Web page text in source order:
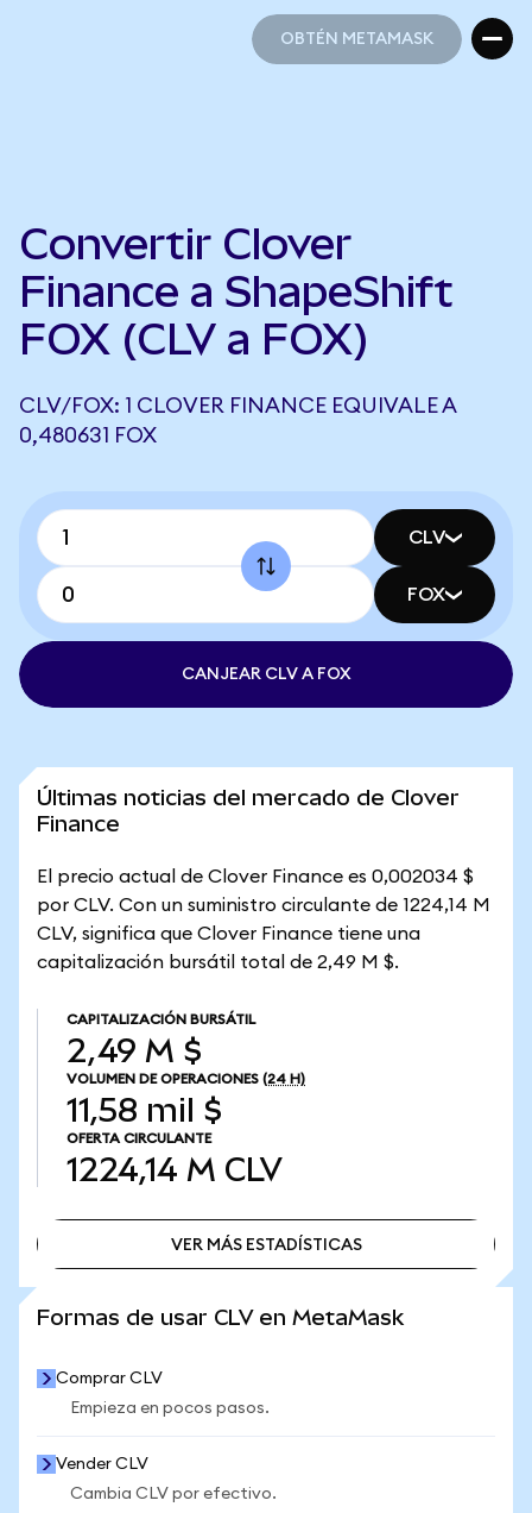
OBTÉN METAMASK
Convertir Clover
Finance a ShapeShift
FOX (CLV a FOX)
CLV/FOX: 1 CLOVER FINANCE EQUIVALE A
0,480631 FOX
CLV
FOX
CANJEAR CLV A FOX
Últimas noticias del mercado de Clover
Finance
El precio actual de Clover Finance es 0,002034 $
por CLV. Con un suministro circulante de 1224,14 M
CLV, significa que Clover Finance tiene una
capitalización bursátil total de 2,49 M $.
CAPITALIZACIÓN BURSÁTIL
2,49 M $
VOLUMEN DE OPERACIONES (24 H)
11,58 mil $
OFERTA CIRCULANTE
1224,14 M CLV
VER MÁS ESTADÍSTICAS
Formas de usar CLV en MetaMask
Comprar CLV
Empieza en pocos pasos.
Vender CLV
Cambia CLV por efectivo.